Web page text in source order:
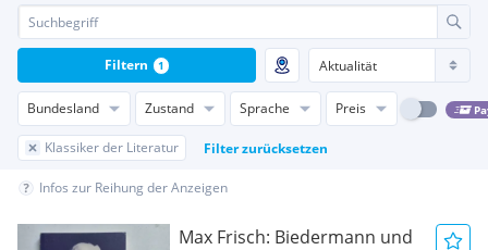
Bundesland Zustand Sprache Preis
Klassiker der Literatur Filter zurücksetzen
Filtern 1
Infos zur Reihung der Anzeigen
Max Frisch: Biedermann und